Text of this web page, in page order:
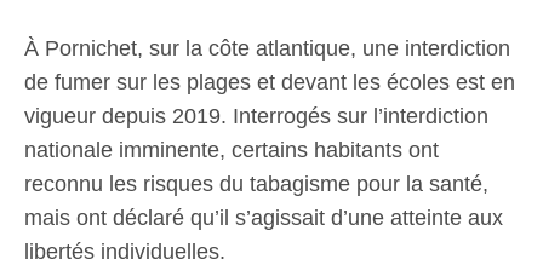
À Pornichet, sur la côte atlantique, une interdiction
de fumer sur les plages et devant les écoles est en
vigueur depuis 2019. Interrogés sur l’interdiction
nationale imminente, certains habitants ont
reconnu les risques du tabagisme pour la santé,
mais ont déclaré qu’il s’agissait d’une atteinte aux
libertés individuelles.